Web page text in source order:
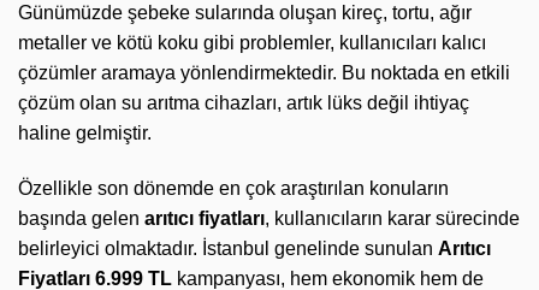
Günümüzde şebeke sularında oluşan kireç, tortu, ağır
metaller ve kötü koku gibi problemler, kullanıcıları kalıcı
çözümler aramaya yönlendirmektedir. Bu noktada en etkili
çözüm olan su arıtma cihazları, artık lüks değil ihtiyaç
haline gelmiştir.
Özellikle son dönemde en çok araştırılan konuların
başında gelen arıtıcı fiyatları, kullanıcıların karar sürecinde
belirleyici olmaktadır. İstanbul genelinde sunulan Arıtıcı
Fiyatları 6.999 TL kampanyası, hem ekonomik hem de